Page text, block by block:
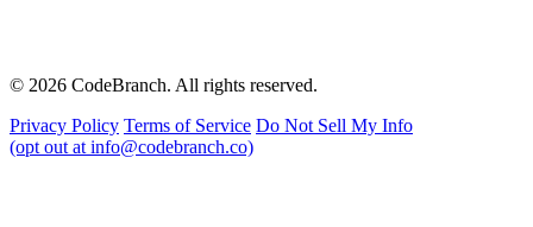
© 2026 CodeBranch. All rights reserved.
Privacy Policy Terms of Service Do Not Sell My Info
(opt out at info@codebranch.co)